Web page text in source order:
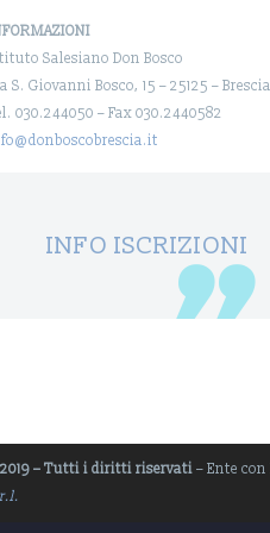
Salesiano Don Bosco
S. Giovanni Bosco, 15 – 25125 – Brescia
030.244050 – Fax 030.2440582
INFO ISCRIZIONI
– Tutti i diritti riservati – Ente con